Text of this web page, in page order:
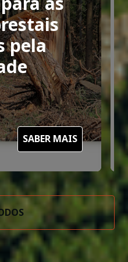
pela
SABER MAIS